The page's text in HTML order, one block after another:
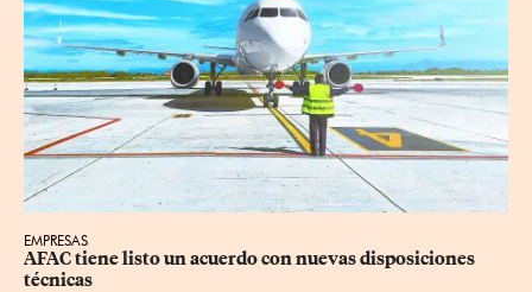
EMPRESAS
AFAC tiene listo un acuerdo con nuevas disposiciones
técnicas